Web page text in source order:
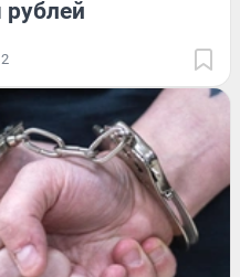
рублей
2